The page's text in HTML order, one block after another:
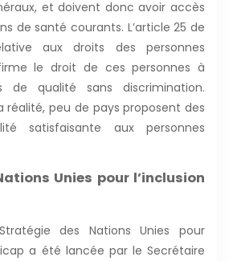
et doivent donc avoir accès
de santé courants. L’article 25 de
aux droits des personnes
le droit de ces personnes à
de qualité sans discrimination.
réalité, peu de pays proposent des
satisfaisante aux personnes
Unies pour l’inclusion
des Nations Unies pour
a été lancée par le Secrétaire